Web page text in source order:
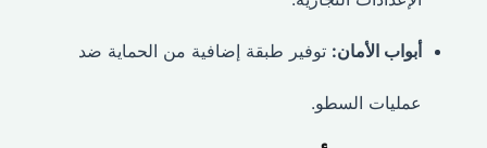
أبواب الأمان:توفير طبقة إضافية من الحماية ضد
عمليات السطو.